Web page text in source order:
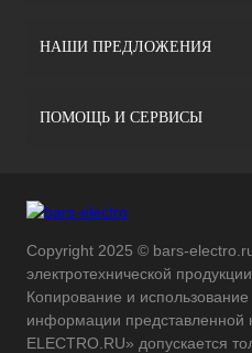
НАШИ ПРЕДЛОЖЕНИЯ
ПОМОЩЬ И СЕРВИСЫ
Copyright 2025 © bars-
электротехнической
Копирование и
информации представленной
ELECTRO.RU» допускается